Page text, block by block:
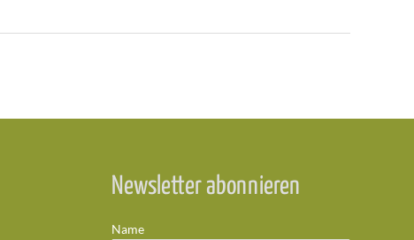
Newsletter abonnieren
Name